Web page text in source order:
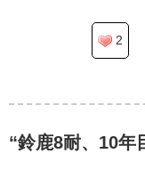
2
“鈴鹿8耐、10年